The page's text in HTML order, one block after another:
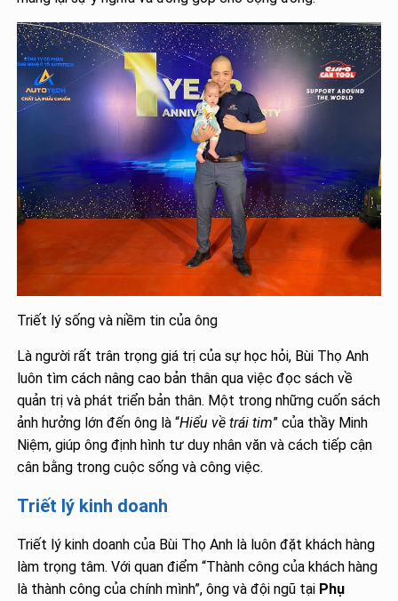
Triết lý sống và niềm tin của ông
Là người rất trân trọng giá trị của sự học hỏi, Bùi Thọ Anh
luôn tìm cách nâng cao bản thân qua việc đọc sách về
quản trị và phát triển bản thân. Một trong những cuốn sách
ảnh hưởng lớn đến ông là “Hiểu về trái tim” của thầy Minh
Niệm, giúp ông định hình tư duy nhân văn và cách tiếp cận
cân bằng trong cuộc sống và công việc.
Triết lý kinh doanh
Triết lý kinh doanh của Bùi Thọ Anh là luôn đặt khách hàng
làm trọng tâm. Với quan điểm “Thành công của khách hàng
là thành công của chính mình”, ông và đội ngũ tại Phụ